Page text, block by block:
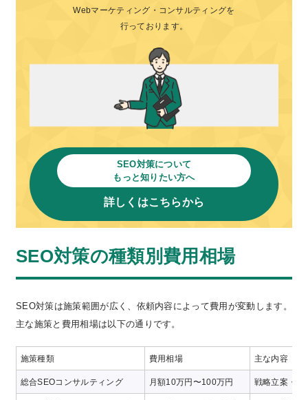
Webマーケティング・コンサルティングを
行っております。
SEO対策について
もっと知りたい方へ
詳しくはこちらから
SEO対策の種類別費用相場
SEO対策は施策範囲が広く、依頼内容によって費用が変動します。
主な施策と費用相場は以下の通りです。
施策種類 費用相場 主な内容
総合SEOコンサルティング 月額10万円〜100万円 戦略立案・施